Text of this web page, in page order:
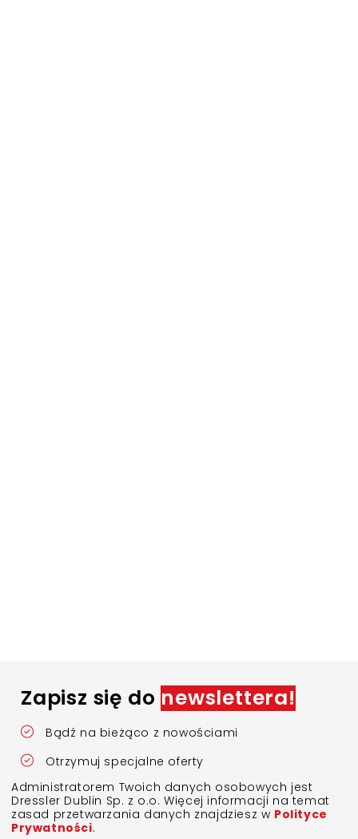
Zapisz się do newslettera!
Bądź na bieżąco z nowościami
Otrzymuj specjalne oferty
Administratorem Twoich danych osobowych jest
Dressler Dublin Sp. z o.o. Więcej informacji na temat
zasad przetwarzania danych znajdziesz w Polityce
Prywatności.